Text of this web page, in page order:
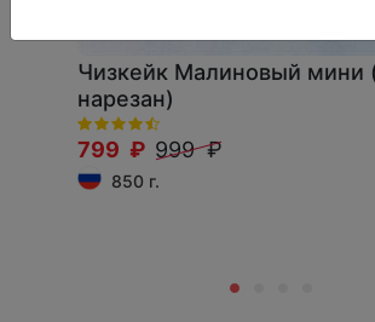
Чизкейк Малиновый мини
нарезан)
799 ₽ 999 ₽
850 г.